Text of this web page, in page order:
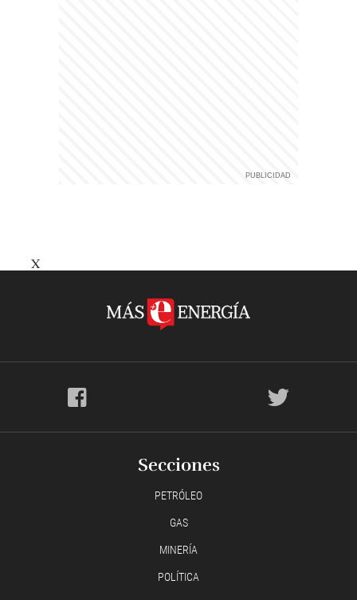
X
Secciones
PETRÓLEO
GAS
MINERÍA
POLÍTICA